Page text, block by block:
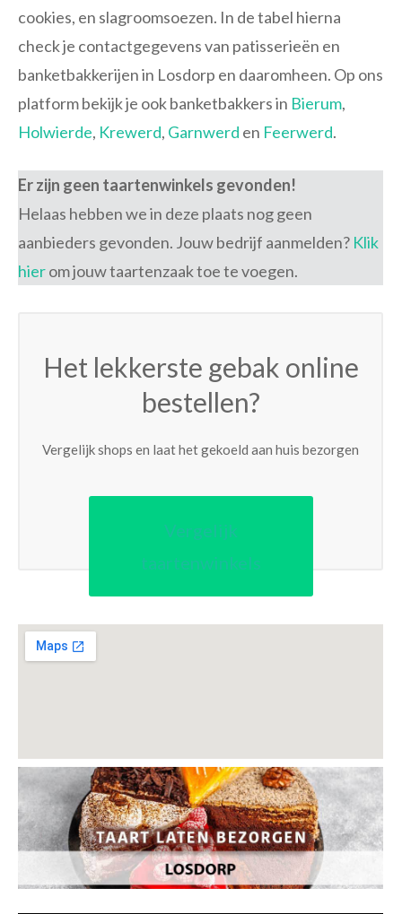
cookies, en slagroomsoezen. In de tabel hierna
check je contactgegevens van patisserieën en
banketbakkerijen in Losdorp en daaromheen. Op ons
platform bekijk je ook banketbakkers in Bierum,
Holwierde, Krewerd, Garnwerd en Feerwerd.
Er zijn geen taartenwinkels gevonden!
Helaas hebben we in deze plaats nog geen
aanbieders gevonden. Jouw bedrijf aanmelden? Klik
hierom jouw taartenzaak toe te voegen.
Het lekkerste gebak online
bestellen?
Vergelijk shops en laat het gekoeld aan huis bezorgen
Vergelijk
taartenwinkels